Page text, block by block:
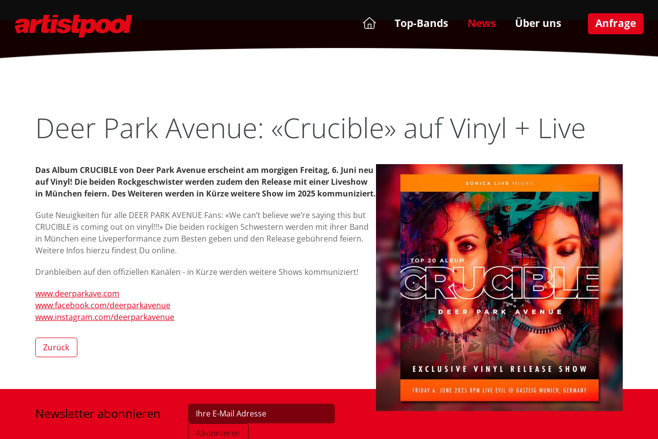
Top-Bands News Über uns Anfrage
Deer Park Avenue: «Crucible» auf Vinyl + Live
Das Album CRUCIBLE von Deer Park Avenue erscheint am morgigen Freitag, 6. Juni neu
auf Vinyl! Die beiden Rockgeschwister werden zudem den Release mit einer Liveshow
in München feiern. Des Weiteren werden in Kürze weitere Show im 2025 kommuniziert.
Gute Neuigkeiten für alle DEER PARK AVENUE Fans: «We can’t believe we’re saying this but
CRUCIBLE is coming out on vinyl!!!» Die beiden rockigen Schwestern werden mit ihrer Band
in München eine Liveperformance zum Besten geben und den Release gebührend feiern.
Weitere Infos hierzu findest Du online.
Dranbleiben auf den offiziellen Kanälen - in Kürze werden weitere Shows kommuniziert!
www.deerparkave.com
www.facebook.com/deerparkavenue
www.instagram.com/deerparkavenue
Zurück
Newsletter abonnieren